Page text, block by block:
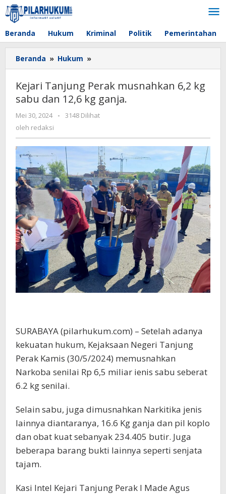
Lewati
ke
konten
Beranda Hukum Kriminal Politik Pemerintahan
Beranda » Hukum »
Tanjung
Perak
musnahkan
6,2
kg
kg
ganja.
Kejari Tanjung Perak musnahkan 6,2 kg
sabu dan 12,6 kg ganja.
Mei 30, 2024
oleh
-
3148 Dilihat
oleh redaksi
SURABAYA (pilarhukum.com) – Setelah adanya
kekuatan hukum, Kejaksaan Negeri Tanjung
Perak Kamis (30/5/2024) memusnahkan
Narkoba senilai Rp 6,5 miliar ienis sabu seberat
6.2 kg senilai.
Selain sabu, juga dimusnahkan Narkitika jenis
lainnya diantaranya, 16.6 Kg ganja dan pil koplo
dan obat kuat sebanyak 234.405 butir. Juga
beberapa barang bukti lainnya seperti senjata
tajam.
Kasi Intel Kejari Tanjung Perak I Made Agus